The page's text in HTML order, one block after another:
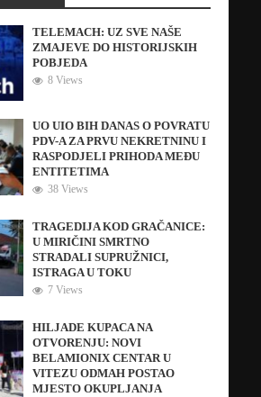
TELEMACH: UZ SVE NAŠE
ZMAJEVE DO HISTORIJSKIH
POBJEDA
8 Views
UO UIO BIH DANAS O POVRATU
PDV-A ZA PRVU NEKRETNINU I
RASPODJELI PRIHODA MEĐU
ENTITETIMA
38 Views
TRAGEDIJA KOD GRAČANICE:
U MIRIČINI SMRTNO
STRADALI SUPRUŽNICI,
ISTRAGA U TOKU
7 Views
HILJADE KUPACA NA
OTVORENJU: NOVI
BELAMIONIX CENTAR U
VITEZU ODMAH POSTAO
MJESTO OKUPLJANJA